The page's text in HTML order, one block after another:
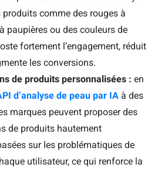
comme des rouges à
paupières ou des couleurs de
fortement l’engagement, réduit
les conversions.
de produits personnalisées : en
d’analyse de peau par IA à des
marques peuvent proposer des
de produits hautement
sur les problématiques de
utilisateur, ce qui renforce la